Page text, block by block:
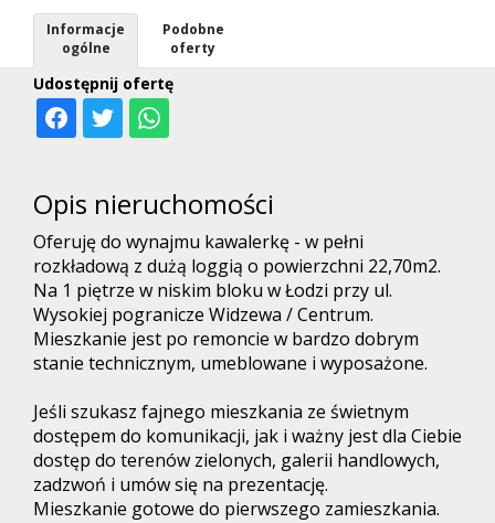
Udostępnij ofertę
Informacje
ogólne
Podobne
oferty
Opis nieruchomości
Oferuję do wynajmu kawalerkę - w pełni
rozkładową z dużą loggią o powierzchni 22,70m2.
Na 1 piętrze w niskim bloku w Łodzi przy ul.
Wysokiej pogranicze Widzewa / Centrum.
Mieszkanie jest po remoncie w bardzo dobrym
stanie technicznym, umeblowane i wyposażone.
Jeśli szukasz fajnego mieszkania ze świetnym
dostępem do komunikacji, jak i ważny jest dla Ciebie
dostęp do terenów zielonych, galerii handlowych,
zadzwoń i umów się na prezentację.
Mieszkanie gotowe do pierwszego zamieszkania.